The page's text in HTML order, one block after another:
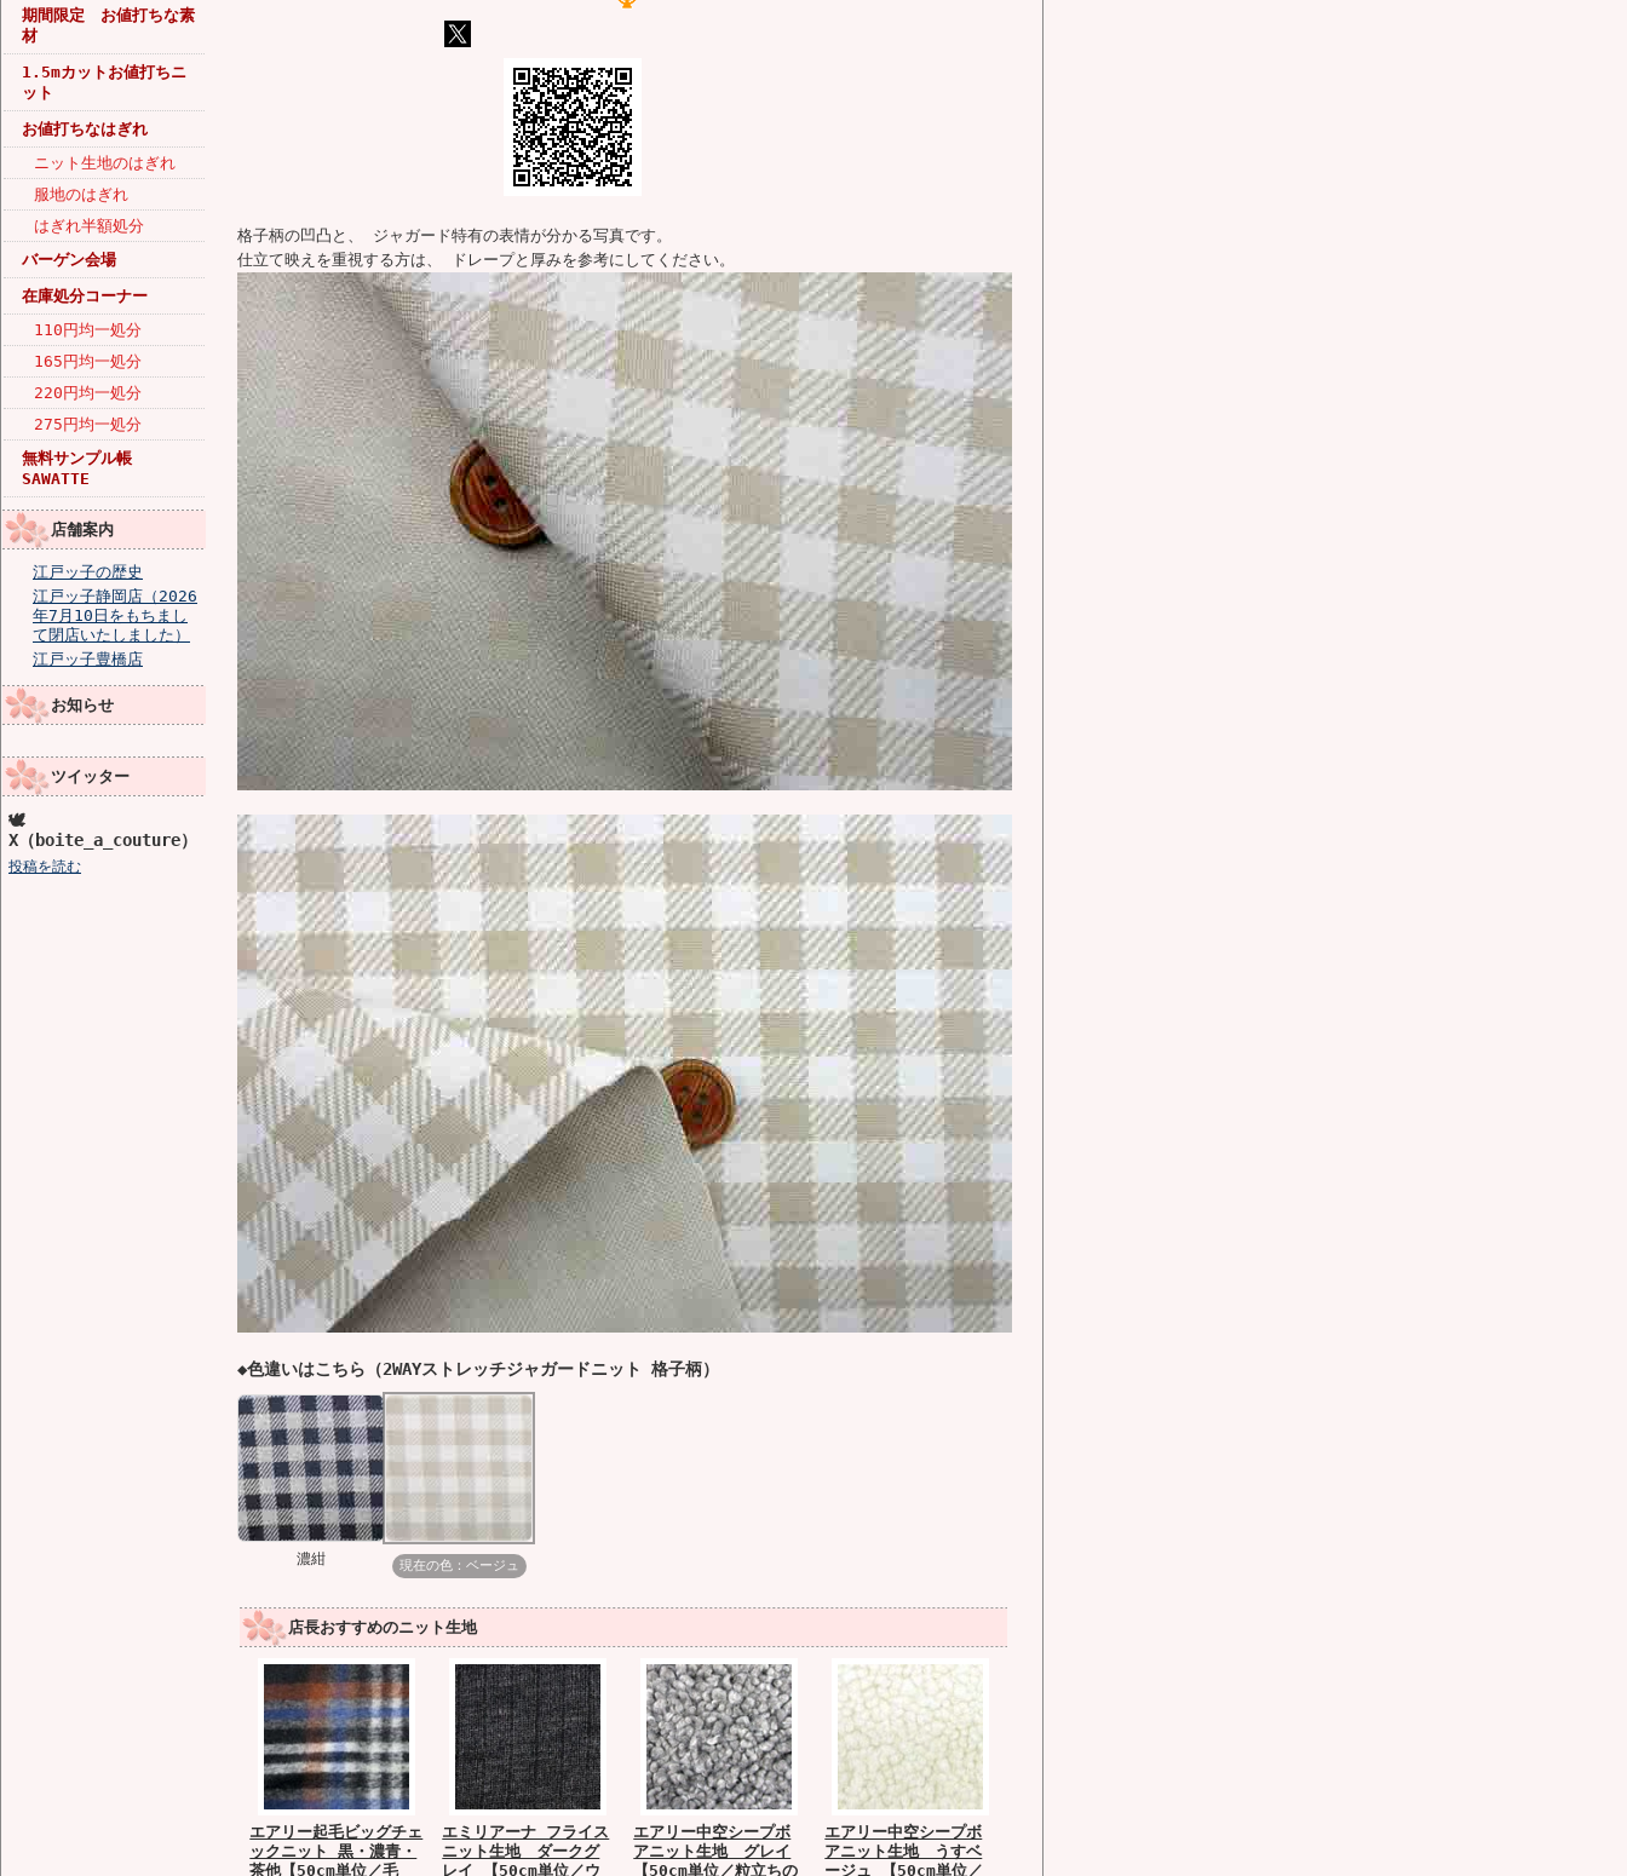
期間限定 お値打ちな素
材
1.5mカットお値打ちニ
ット
お値打ちなはぎれ
ニット生地のはぎれ
服地のはぎれ
はぎれ半額処分
バーゲン会場
在庫処分コーナー
110円均一処分
165円均一処分
220円均一処分
275円均一処分
無料サンプル帳
SAWATTE
店舗案内
江戸ッ子の歴史
江戸ッ子静岡店（2026
年7月10日をもちまし
て閉店いたしました）
江戸ッ子豊橋店
お知らせ
ツイッター
🕊️
X（boite_a_couture）
投稿を読む
格子柄の凹凸と、 ジャガード特有の表情が分かる写真です。
仕立て映えを重視する方は、 ドレープと厚みを参考にしてください。
◆色違いはこちら（2WAYストレッチジャガードニット 格子柄）
濃紺 現在の色：ベージュ
店長おすすめのニット生地
エアリー起毛ビッグチェ
ックニット 黒・濃青・
茶他【50cm単位／毛
エミリアーナ フライス
ニット生地 ダークグ
レイ 【50cm単位／ウ
エアリー中空シープボ
アニット生地 グレイ
【50cm単位／粒立ちの
エアリー中空シープボ
アニット生地 うすベ
ージュ 【50cm単位／